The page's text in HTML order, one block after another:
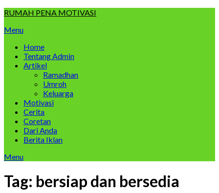
Skip
content
RUMAH PENA MOTIVASI
Menu
Home
Tentang Admin
Artikel
Ramadhan
Umroh
Keluarga
Motivasi
Cerita
Coretan
Dari Anda
Berita Iklan
Menu
Tag: bersiap dan bersedia